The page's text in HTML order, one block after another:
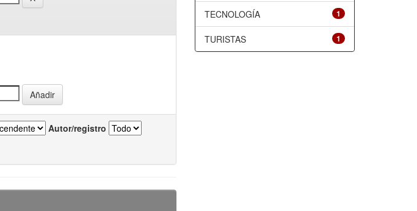
Autor/registro
1
TECNOLOGÍA
1
TURISTAS